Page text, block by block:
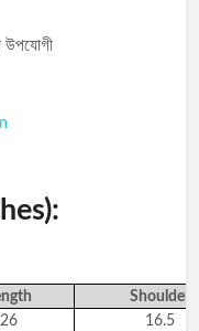
উপযোগী
Shoulder
26
16.5